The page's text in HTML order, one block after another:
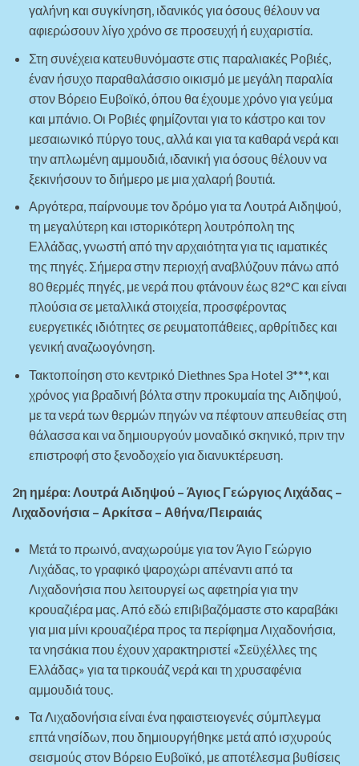
γαλήνη και συγκίνηση, ιδανικός για όσους θέλουν να
αφιερώσουν λίγο χρόνο σε προσευχή ή ευχαριστία.
Στη συνέχεια κατευθυνόμαστε στις παραλιακές Ροβιές,
έναν ήσυχο παραθαλάσσιο οικισμό με μεγάλη παραλία
στον Βόρειο Ευβοϊκό, όπου θα έχουμε χρόνο για γεύμα
και μπάνιο. Οι Ροβιές φημίζονται για το κάστρο και τον
μεσαιωνικό πύργο τους, αλλά και για τα καθαρά νερά και
την απλωμένη αμμουδιά, ιδανική για όσους θέλουν να
ξεκινήσουν το διήμερο με μια χαλαρή βουτιά.
Αργότερα, παίρνουμε τον δρόμο για τα Λουτρά Αιδηψού,
τη μεγαλύτερη και ιστορικότερη λουτρόπολη της
Ελλάδας, γνωστή από την αρχαιότητα για τις ιαματικές
της πηγές. Σήμερα στην περιοχή αναβλύζουν πάνω από
80 θερμές πηγές, με νερά που φτάνουν έως 82°C και είναι
πλούσια σε μεταλλικά στοιχεία, προσφέροντας
ευεργετικές ιδιότητες σε ρευματοπάθειες, αρθρίτιδες και
γενική αναζωογόνηση.
Τακτοποίηση στο κεντρικό Diethnes Spa Hotel 3***, και
χρόνος για βραδινή βόλτα στην προκυμαία της Αιδηψού,
με τα νερά των θερμών πηγών να πέφτουν απευθείας στη
θάλασσα και να δημιουργούν μοναδικό σκηνικό, πριν την
επιστροφή στο ξενοδοχείο για διανυκτέρευση.
2η ημέρα: Λουτρά Αιδηψού – Άγιος Γεώργιος Λιχάδας –
Λιχαδονήσια – Αρκίτσα – Αθήνα/Πειραιάς
Μετά το πρωινό, αναχωρούμε για τον Άγιο Γεώργιο
Λιχάδας, το γραφικό ψαροχώρι απέναντι από τα
Λιχαδονήσια που λειτουργεί ως αφετηρία για την
κρουαζιέρα μας. Από εδώ επιβιβαζόμαστε στο καραβάκι
για μια μίνι κρουαζιέρα προς τα περίφημα Λιχαδονήσια,
τα νησάκια που έχουν χαρακτηριστεί «Σεϋχέλλες της
Ελλάδας» για τα τιρκουάζ νερά και τη χρυσαφένια
αμμουδιά τους.
Τα Λιχαδονήσια είναι ένα ηφαιστειογενές σύμπλεγμα
επτά νησίδων, που δημιουργήθηκε μετά από ισχυρούς
σεισμούς στον Βόρειο Ευβοϊκό, με αποτέλεσμα βυθίσεις